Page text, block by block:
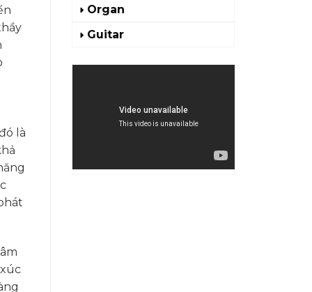
là
Organ
Guitar